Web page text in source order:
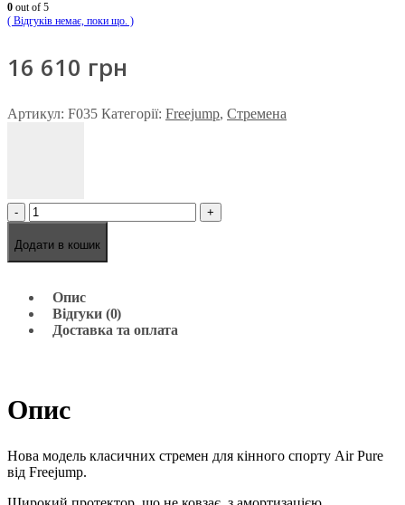
0 out of 5
( Відгуків немає, поки що. )
16 610 грн
Артикул: F035 Категорії: Freejump, Стремена
- +
Додати в кошик
Опис
Відгуки (0)
Доставка та оплата
Опис
Нова модель класичних стремен для кінного спорту Air Pure
від Freejump.